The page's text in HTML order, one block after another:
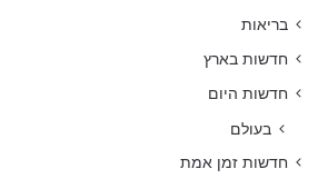
בריאות
חדשות בארץ
חדשות היום
בעולם
חדשות זמן אמת